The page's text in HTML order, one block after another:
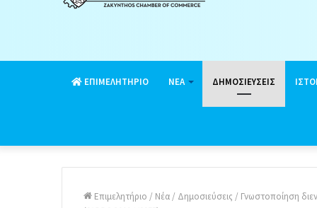
EΠΙΜΕΛΗΤΗΡΙΟ ΝΕΑ ΔΗΜΟΣΙΕΥΣΕΙΣ
Επιμελητήριο / Νέα / Δημοσιεύσεις / Γνωστοποίηση